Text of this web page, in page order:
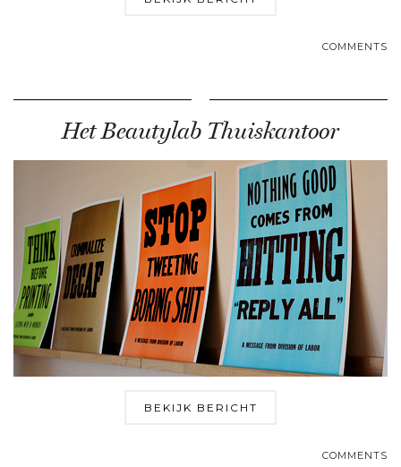
COMMENTS
Het Beautylab Thuiskantoor
BEKIJK BERICHT
COMMENTS